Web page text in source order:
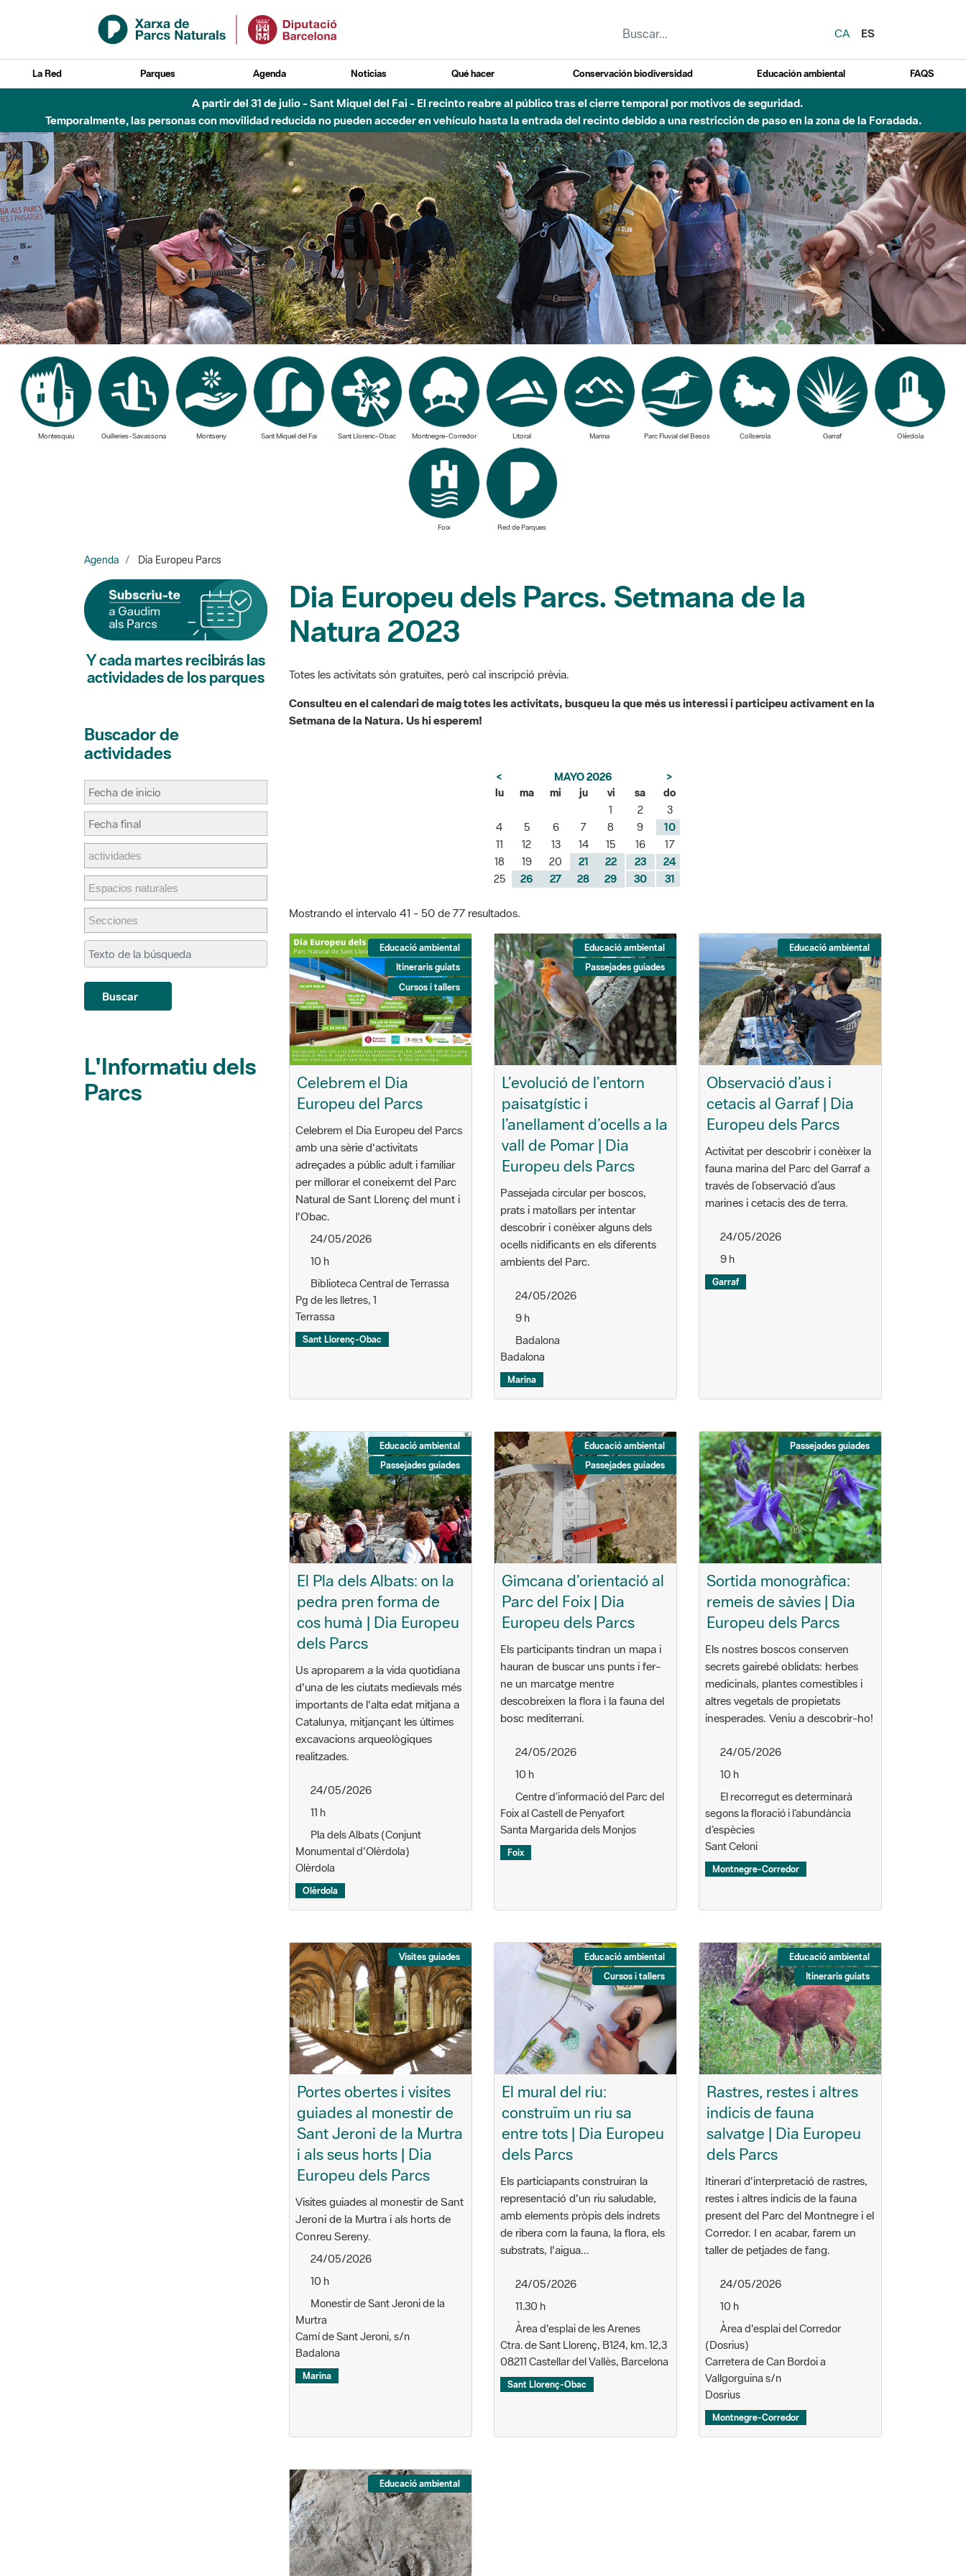
Saltar al contenido principal
CA
ES
La Red Parques Agenda Noticias Qué hacer Conservación biodiversidad Educación ambiental FAQS
6 de agosto - Parque Fluvial Besós - Activación de la Fase de Alerta del Parque Fluvial del Besòs por lluvias intensas.
Cerrados los accesos al Parque.
Montesquiu Guilleries-Savassona Montseny Sant Miquel del Fai Sant Llorenc-Obac Montnegre-Corredor Litoral Marina Parc Fluvial del Besos Collserola Garraf Olèrdola
Foix Red de Parques
Agenda Dia Europeu Parcs
Y cada martes recibirás las
actividades de los parques
Buscador de
actividades
Buscar
L'Informatiu dels
Parcs
Dia Europeu dels Parcs. Setmana de la
Natura 2023
Totes les activitats són gratuïtes, però cal inscripció prèvia.
Consulteu en el calendari de maig totes les activitats, busqueu la que més us interessi i participeu activament en la
Setmana de la Natura. Us hi esperem!
< MAYO 2026
>
lu
ma mi ju vi sa
do
1
2
3
4
5 6 7 8 9
10
11
12 13 14 15 16
17
18
19 20 21 22 23
24
25
26 27 28 29 30 31
Mostrando el intervalo 41 - 50 de 77 resultados.
Educació ambiental
Itineraris guiats
Cursos i tallers
Celebrem el Dia
Europeu del Parcs
Celebrem el Dia Europeu del Parcs
amb una sèrie d'activitats
adreçades a públic adult i familiar
per millorar el coneixemt del Parc
Natural de Sant Llorenç del munt i
l'Obac.
24/05/2026
10 h
Biblioteca Central de Terrassa
Pg de les lletres, 1
Terrassa
Sant Llorenç-Obac
Educació ambiental
Passejades guiades
L’evolució de l’entorn
paisatgístic i
l’anellament d’ocells a la
vall de Pomar | Dia
Europeu dels Parcs
Passejada circular per boscos,
prats i matollars per intentar
descobrir i conèixer alguns dels
ocells nidificants en els diferents
ambients del Parc.
24/05/2026
9 h
Badalona
Badalona
Marina
Educació ambiental
Observació d’aus i
cetacis al Garraf | Dia
Europeu dels Parcs
Activitat per descobrir i conèixer la
fauna marina del Parc del Garraf a
través de l’observació d’aus
marines i cetacis des de terra.
24/05/2026
9 h
Garraf
Educació ambiental
Passejades guiades
El Pla dels Albats: on la
pedra pren forma de
cos humà | Dia Europeu
dels Parcs
Us aproparem a la vida quotidiana
d'una de les ciutats medievals més
importants de l'alta edat mitjana a
Catalunya, mitjançant les últimes
excavacions arqueològiques
realitzades.
24/05/2026
11 h
Pla dels Albats (Conjunt
Monumental d'Olèrdola)
Olèrdola
Olèrdola
Educació ambiental
Passejades guiades
Gimcana d’orientació al
Parc del Foix | Dia
Europeu dels Parcs
Els participants tindran un mapa i
hauran de buscar uns punts i fer-
ne un marcatge mentre
descobreixen la flora i la fauna del
bosc mediterrani.
24/05/2026
10 h
Centre d’informació del Parc del
Foix al Castell de Penyafort
Santa Margarida dels Monjos
Foix
Passejades guiades
Sortida monogràfica:
remeis de sàvies | Dia
Europeu dels Parcs
Els nostres boscos conserven
secrets gairebé oblidats: herbes
medicinals, plantes comestibles i
altres vegetals de propietats
inesperades. Veniu a descobrir-ho!
24/05/2026
10 h
El recorregut es determinarà
segons la floració i l’abundància
d’espècies
Sant Celoni
Montnegre-Corredor
Visites guiades
Portes obertes i visites
guiades al monestir de
Sant Jeroni de la Murtra
i als seus horts | Dia
Europeu dels Parcs
Visites guiades al monestir de Sant
Jeroni de la Murtra i als horts de
Conreu Sereny.
24/05/2026
10 h
Monestir de Sant Jeroni de la
Murtra
Camí de Sant Jeroni, s/n
Badalona
Marina
Educació ambiental
Cursos i tallers
El mural del riu:
construïm un riu sa
entre tots | Dia Europeu
dels Parcs
Els particiapants construiran la
representació d'un riu saludable,
amb elements pròpis dels indrets
de ribera com la fauna, la flora, els
substrats, l'aigua...
24/05/2026
11.30 h
Àrea d'esplai de les Arenes
Ctra. de Sant Llorenç, B124, km. 12,3
08211 Castellar del Vallès, Barcelona
Sant Llorenç-Obac
Educació ambiental
Itineraris guiats
Rastres, restes i altres
indicis de fauna
salvatge | Dia Europeu
dels Parcs
Itinerari d'interpretació de rastres,
restes i altres indicis de la fauna
present del Parc del Montnegre i el
Corredor. I en acabar, farem un
taller de petjades de fang.
24/05/2026
10 h
Àrea d'esplai del Corredor
(Dosrius)
Carretera de Can Bordoi a
Vallgorguina s/n
Dosrius
Montnegre-Corredor
Educació ambiental